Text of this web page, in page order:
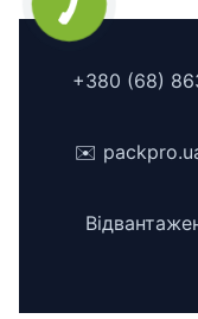
+380 (68)
✉️